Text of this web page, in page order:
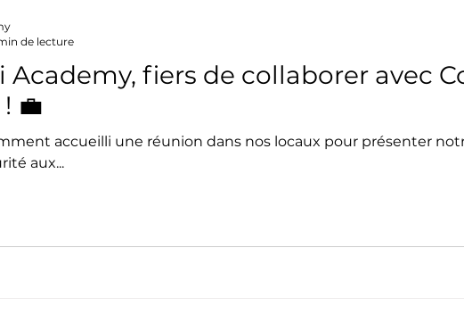
Academy, fiers de collaborer avec
💼
accueilli une réunion dans nos locaux pour présenter
aux...
de lecture